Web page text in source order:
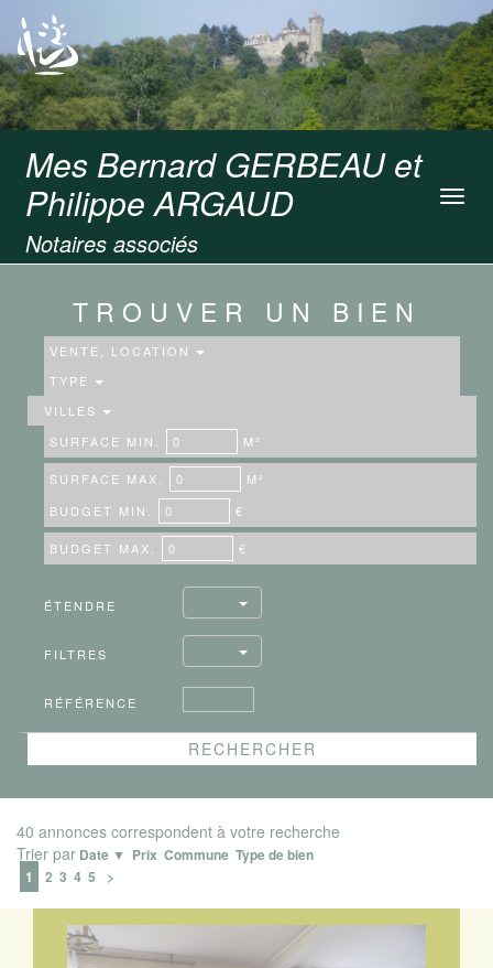
Mes Bernard GERBEAU et
Philippe ARGAUD
Notaires associés
TROUVER UN BIEN
VENTE, LOCATION
TYPE
VILLES
SURFACE MIN.
M²
SURFACE MAX.
M²
BUDGET MIN.
€
BUDGET MAX. €
ÉTENDRE
FILTRES
RÉFÉRENCE
40 annonces correspondent à votre recherche
Trier par Date ▼ Prix Commune Type de bien
1
2 3 4 5 >